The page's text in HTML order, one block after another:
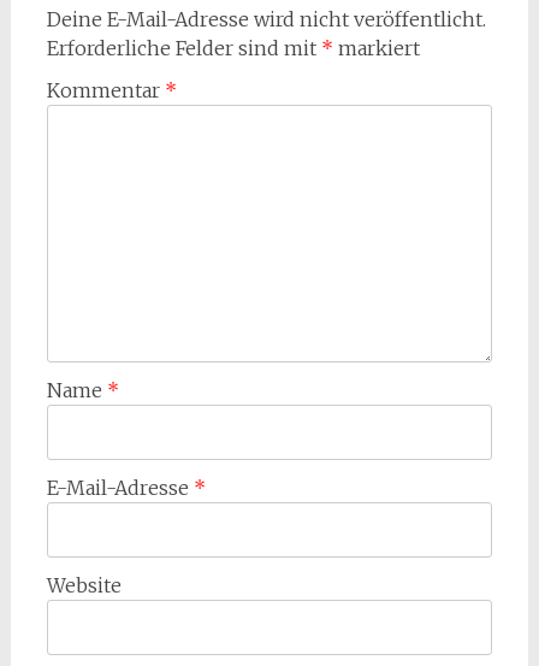
Deine E-Mail-Adresse wird nicht veröffentlicht.
Erforderliche Felder sind mit * markiert
Kommentar *
Name *
E-Mail-Adresse *
Website